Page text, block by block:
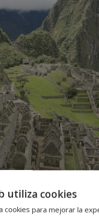
utiliza cookies
cookies para mejorar la